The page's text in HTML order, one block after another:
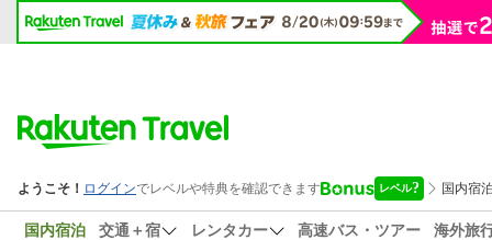
国内宿泊 交通＋宿 レンタカー 高速バス・ツアー
海外旅